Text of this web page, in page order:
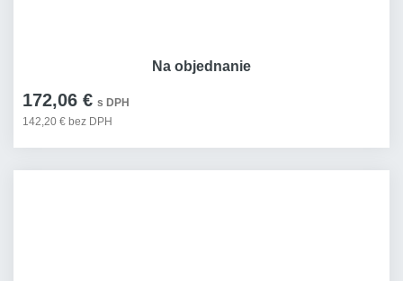
172,06 € s DPH
142,20 € bez DPH
Na objednanie